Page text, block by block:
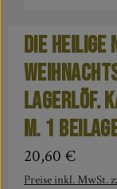
Die heilige
Lagerlöf.
m. 1
Regulärer Preis:
20,60 €
Preise inkl. MwSt.